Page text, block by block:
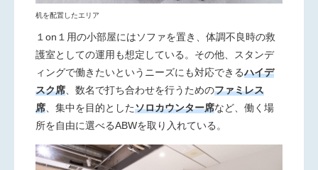
机を配置したエリア
１ on １用の小部屋にはソファを置き、体調不良時の救
護室としての運用も想定している。その他、スタンデ
ィングで働きたいというニーズにも対応できるハイデ
スク席 、数名で打ち合わせを行うためのファミレス
席 、集中を目的としたソロカウンター席など、働く場
所を自由に選べるABWを取り入れている。